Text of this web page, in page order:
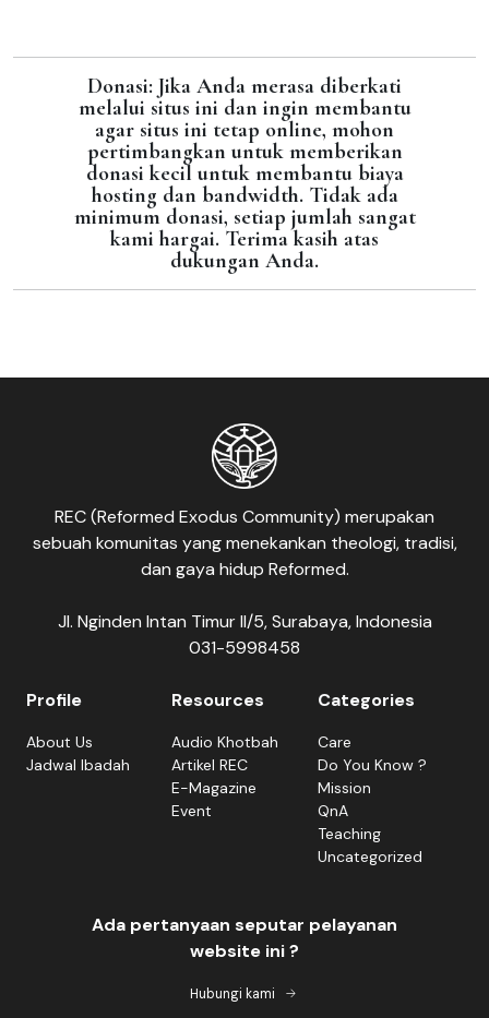
Donasi: Jika Anda merasa diberkati
melalui situs ini dan ingin membantu
agar situs ini tetap online, mohon
pertimbangkan untuk memberikan
donasi kecil untuk membantu biaya
hosting dan bandwidth. Tidak ada
minimum donasi, setiap jumlah sangat
kami hargai. Terima kasih atas
dukungan Anda.
REC (Reformed Exodus Community) merupakan
sebuah komunitas yang menekankan theologi, tradisi,
dan gaya hidup Reformed.
Jl. Nginden Intan Timur II/5, Surabaya, Indonesia
031-5998458
Profile
About Us
Jadwal Ibadah
Resources
Audio Khotbah
Artikel REC
E-Magazine
Event
Categories
Care
Do You Know ?
Mission
QnA
Teaching
Uncategorized
Ada pertanyaan seputar pelayanan
website ini ?
Hubungi kami